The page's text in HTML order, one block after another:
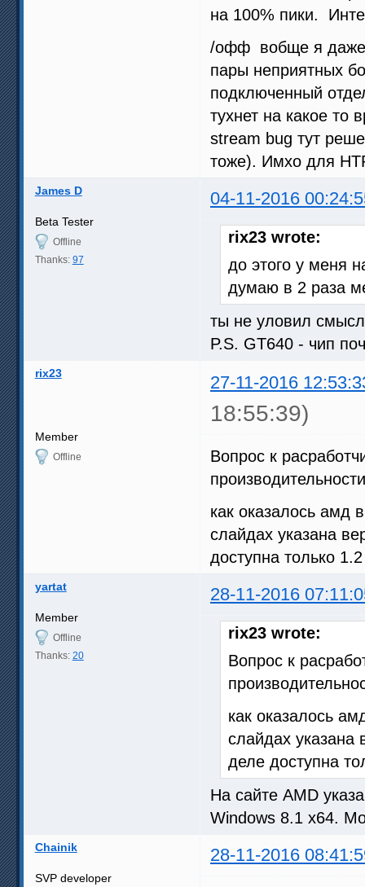
на 100% пики.
/офф вобще я даже
пары неприятных
подключенный
тухнет на какое то
stream bug тут
тоже). Имхо для
James D 04-11-2016
Beta Tester
Offline
Thanks: 97
rix23 wrote:
до этого у меня
думаю в 2 раза
ты не уловил
P.S. GT640 - чип
rix23 27-11-2016
18:55:39)
Member
Offline
Вопрос к
как оказалось амд
слайдах указана
доступна только 1.2
yartat 28-11-2016
Member
Offline
Thanks: 20
rix23 wrote:
Вопрос к
как оказалось
слайдах
деле доступна
На сайте AMD
Windows 8.1 x64.
Chainik 28-11-2016
SVP developer